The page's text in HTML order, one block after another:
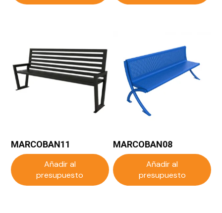
MARCOBAN11
Añadir al
presupuesto
MARCOBAN08
Añadir al
presupuesto